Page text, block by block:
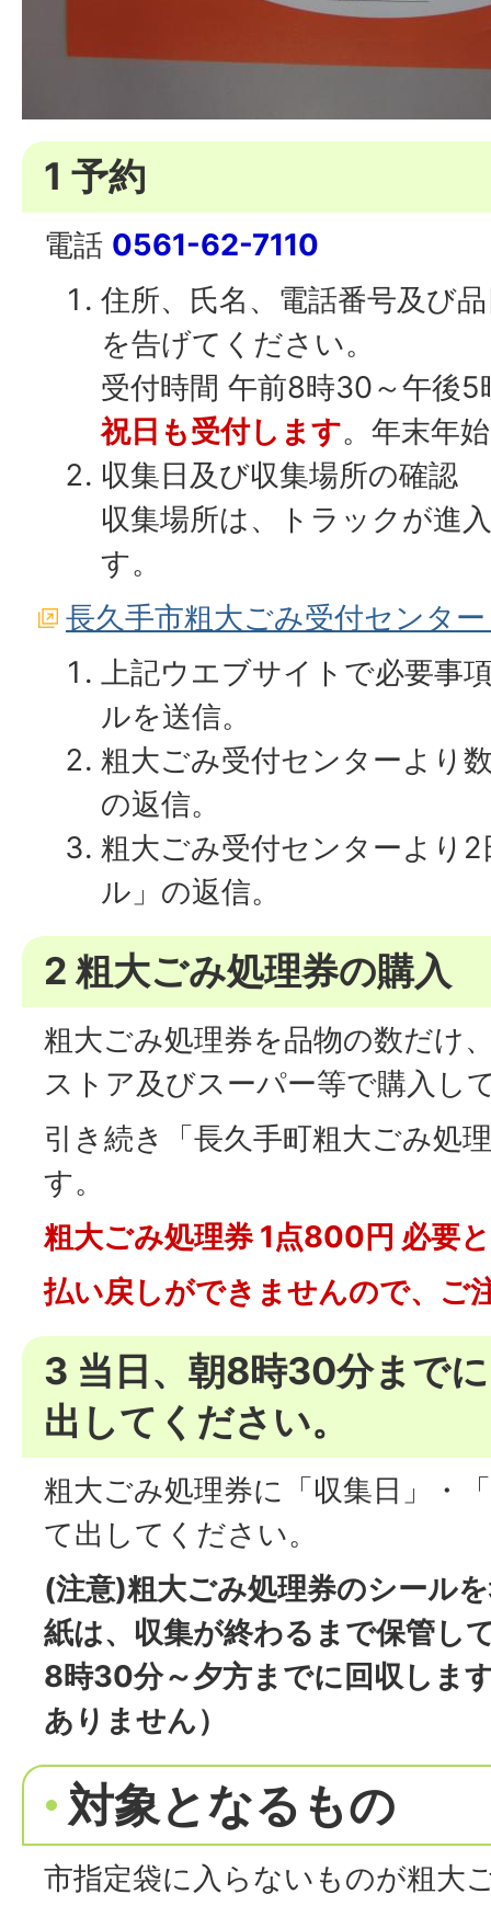
1 予約
電話 0561-62-7110
住所、氏名、電話番号及び
を告げてください。
受付時間 午前8時30～午後
祝日も受付します。年末年
収集日及び収集場所の確認
収集場所は、トラックが進
す。
長久手市粗大ごみ受付センタ
上記ウエブサイトで必要事
ルを送信。
粗大ごみ受付センターより
の返信。
粗大ごみ受付センターより
ル」の返信。
2 粗大ごみ処理券の購入
粗大ごみ処理券を品物の数だけ
ストア及びスーパー等で購入し
引き続き「長久手町粗大ごみ処
す。
粗大ごみ処理券 1点800円 必要
払い戻しができませんので、ご
3 当日、朝8時30分まで
出してください。
粗大ごみ処理券に「収集日」・
て出してください。
(注意)粗大ごみ処理券のシール
紙は、収集が終わるまで保管し
8時30分～夕方までに回収しま
ありません）
対象となるもの
市指定袋に入らないものが粗大